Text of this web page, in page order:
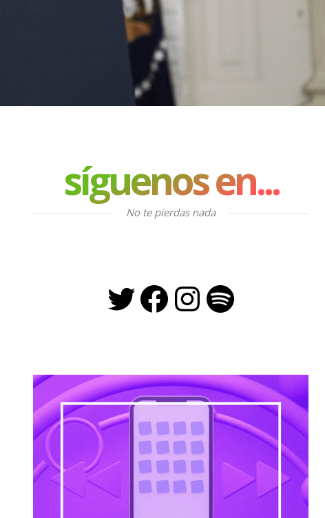
síguenos en...
No te pierdas nada
Twitter
Facebook
Instagram
Spotify